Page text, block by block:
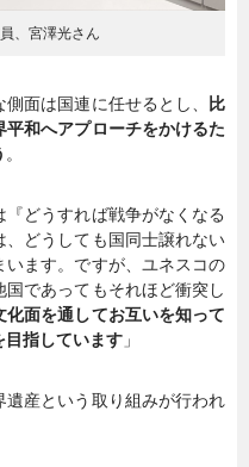
、宮澤光さん
面は国連に任せるとし、
比
和へアプローチをかけるた
。
『どうすれば戦争がなくなる
どうしても国同士譲れない
います。ですが、ユネスコの
であってもそれほど衝突し
化面を通してお互いを知って
目指しています 」
産という取り組みが行われ